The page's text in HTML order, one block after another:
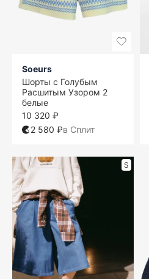
Soeurs
Шорты с Голубым
Расшитым Узором 2
белые
10 320 ₽
2 580 ₽в Сплит
S